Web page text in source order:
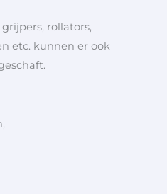
rollators,
etc. kunnen er ook